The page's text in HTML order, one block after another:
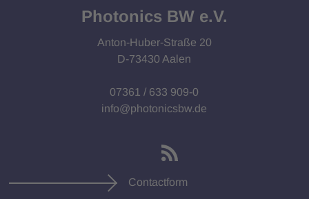
Photonics BW e.V.
Anton-Huber-Straße 20
D-73430 Aalen
07361 / 633 909-0
info@photonicsbw.de
Contactform